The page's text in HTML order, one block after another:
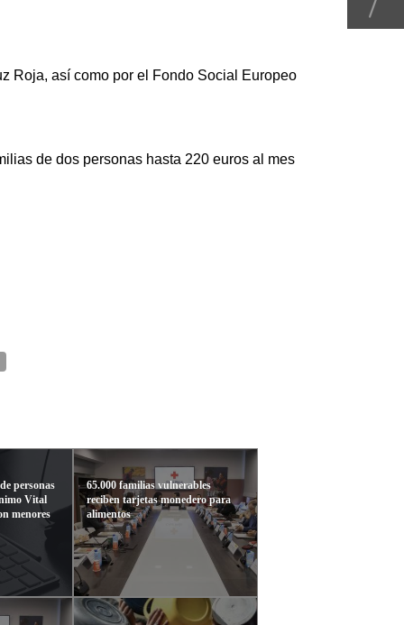
Roja, así como por el Fondo Social Europeo
de dos personas hasta 220 euros al mes
personas
Vital
menores
65.000 familias vulnerables
reciben tarjetas monedero para
alimentos